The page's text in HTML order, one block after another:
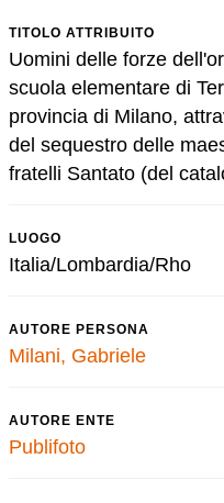
TITOLO ATTRIBUITO
Uomini delle forze
scuola elementare di
provincia di Milano,
del sequestro delle
fratelli Santato (del
LUOGO
Italia/Lombardia/Rho
AUTORE PERSONA
Milani, Gabriele
AUTORE ENTE
Publifoto